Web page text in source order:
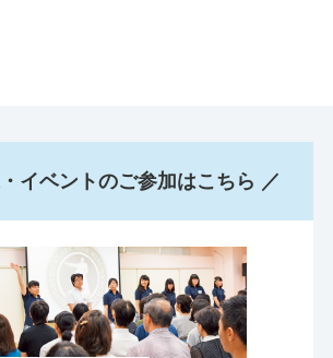
イベントのご参加はこちら ／